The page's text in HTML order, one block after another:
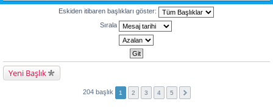
Eskiden itibaren başlıkları göster:
Sırala
Yeni Başlık
204 başlık 1 2 3 4 5